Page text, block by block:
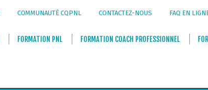
COMMUNAUTÉ CQPNL CONTACTEZ-NOUS FAQ EN
FORMATION PNL FORMATION COACH PROFESSIONNEL